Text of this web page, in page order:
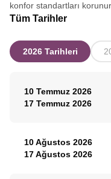
konfor standartları korunur.
Tüm Tarihler
2026 Tarihleri
10 Temmuz 2026
17 Temmuz 2026
10 Ağustos 2026
17 Ağustos 2026